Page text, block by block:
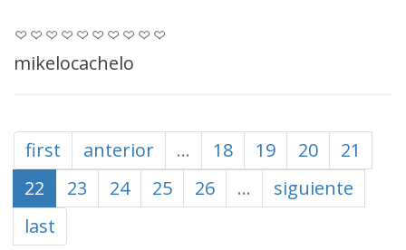
mikelocachelo
first anterior … 18 19 20
21
22
23 24 25 26 …
siguiente
last